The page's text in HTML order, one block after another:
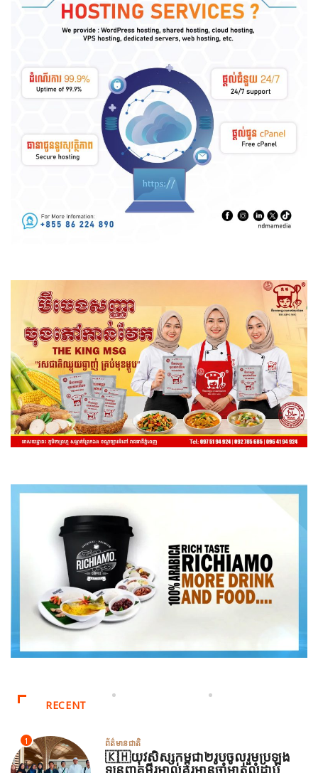
RECENT
1 ព័ត៌មានជាតិ
🇰🇭យុវសិស្សកម្ពុជា២រូបចូលរួមប្រឡង